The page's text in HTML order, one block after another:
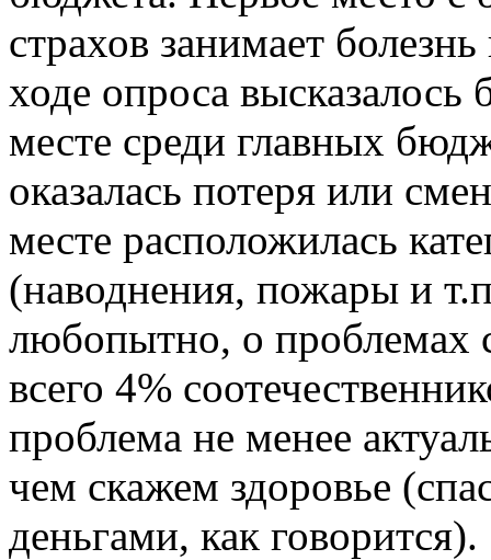
страхов занимает
ходе опроса
месте среди главных
оказалась потеря или
месте расположилась
(наводнения, пожары и
любопытно, о проблемах
всего 4%
проблема не менее
чем скажем здоровье
деньгами, как говорится).